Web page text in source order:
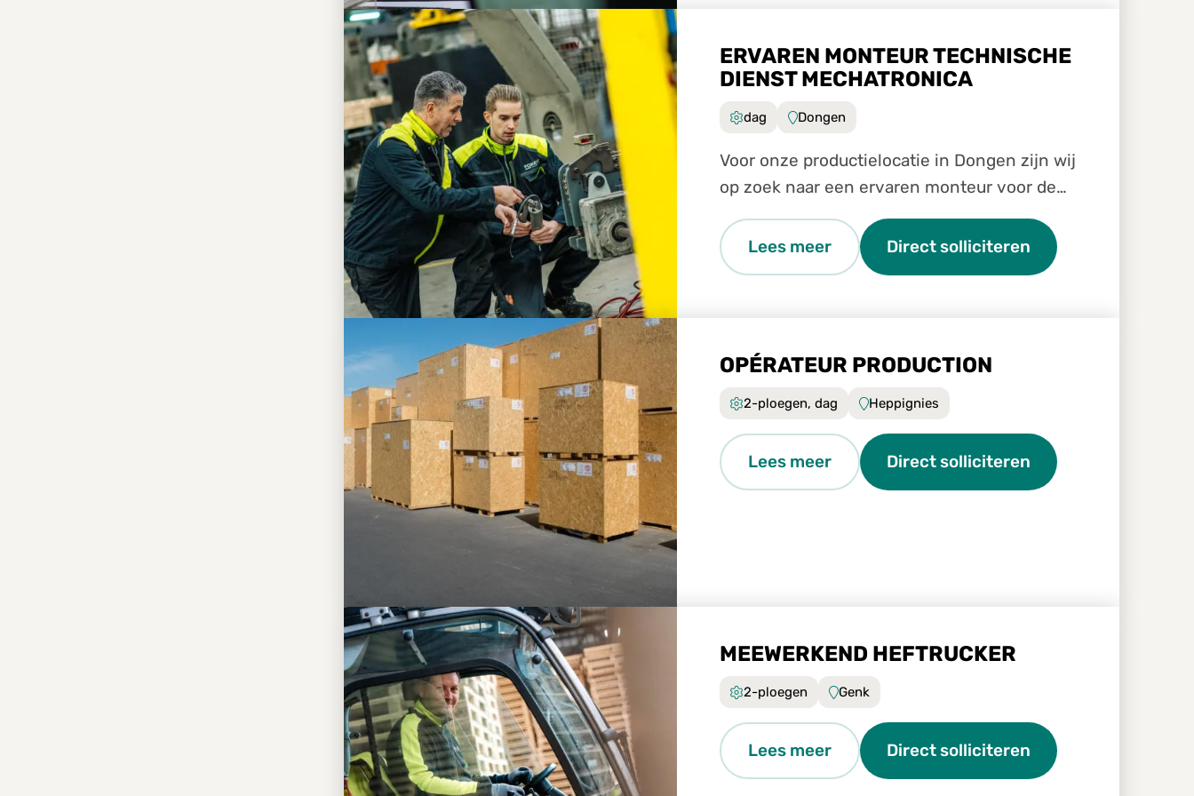
ERVAREN MONTEUR TECHNISCHE
DIENST MECHATRONICA
dag Dongen
Voor onze productielocatie in Dongen zijn wij
op zoek naar een ervaren monteur voor de
technische dienst.
Lees meer
Direct solliciteren
OPÉRATEUR PRODUCTION
2-ploegen, dag Heppignies
Lees meer Direct solliciteren
MEEWERKEND HEFTRUCKER
2-ploegen Genk
Lees meer Direct solliciteren